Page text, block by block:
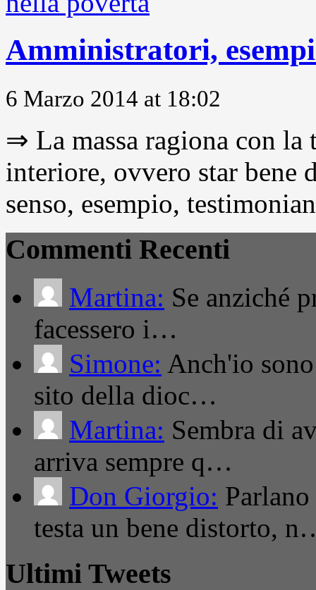
Amministratori,
6 Marzo 2014 at 18:02
⇒ La massa ragiona con
interiore, ovvero star
senso, esempio,
Commenti Recenti
Martina: Se anziché
facessero i…
Simone: Anch'io
sito della dioc…
Martina: Sembra di
arriva sempre q…
Don Giorgio:
testa un bene distorto,
Ultimi Tweets